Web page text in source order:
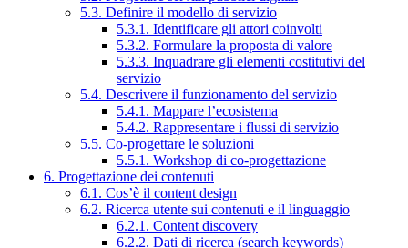
5.3. Definire il modello di servizio
5.3.1. Identificare gli attori coinvolti
5.3.2. Formulare la proposta di valore
5.3.3. Inquadrare gli elementi costitutivi del
servizio
5.4. Descrivere il funzionamento del servizio
5.4.1. Mappare l’ecosistema
5.4.2. Rappresentare i flussi di servizio
5.5. Co-progettare le soluzioni
5.5.1. Workshop di co-progettazione
6. Progettazione dei contenuti
6.1. Cos’è il content design
6.2. Ricerca utente sui contenuti e il linguaggio
6.2.1. Content discovery
6.2.2. Dati di ricerca (search keywords)